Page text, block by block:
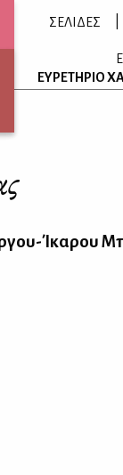
ΣΕΛΙΔΕΣ
ΕΥΡΕΤΗΡΙΟ
Ίκαρου